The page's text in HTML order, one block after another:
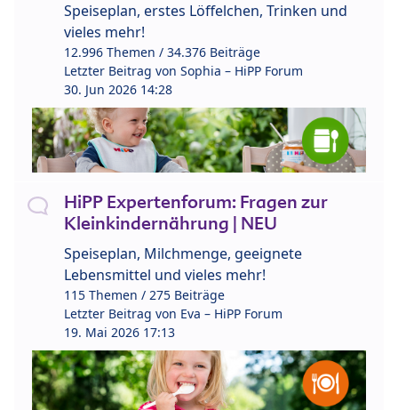
Speiseplan, erstes Löffelchen, Trinken und
vieles mehr!
12.996 Themen / 34.376 Beiträge
Letzter Beitrag von Sophia – HiPP Forum
30. Jun 2026 14:28
HiPP Expertenforum: Fragen zur
Kleinkindernährung | NEU
Speiseplan, Milchmenge, geeignete
Lebensmittel und vieles mehr!
115 Themen / 275 Beiträge
Letzter Beitrag von Eva – HiPP Forum
19. Mai 2026 17:13